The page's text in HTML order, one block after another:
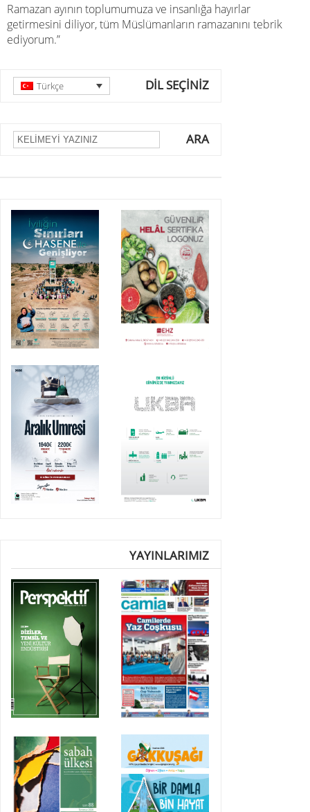
Ramazan ayının toplumumuza ve insanlığa hayırlar
getirmesini diliyor, tüm Müslümanların ramazanını tebrik
ediyorum.”
DİL SEÇİNİZ
Türkçe
ARA
YAYINLARIMIZ